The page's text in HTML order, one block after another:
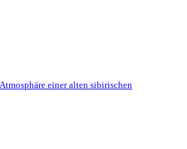
einer alten sibirischen